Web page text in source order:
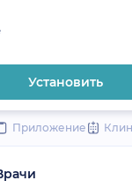
Установить
Приложение